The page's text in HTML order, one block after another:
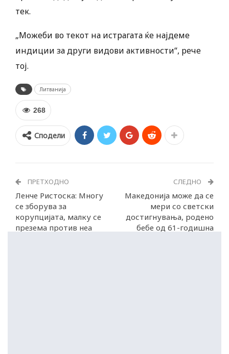
тек.
„Можеби во текот на истрагата ќе најдеме
индиции за други видови активности“, рече
тој.
Литванија
268
Сподели
ПРЕТХОДНО
Ленче Ристоска: Многу
се зборува за
корупцијата, малку се
презема против неа
СЛЕДНО
Македонија може да се
мери со светски
достигнувања, родено
бебе од 61-годишна